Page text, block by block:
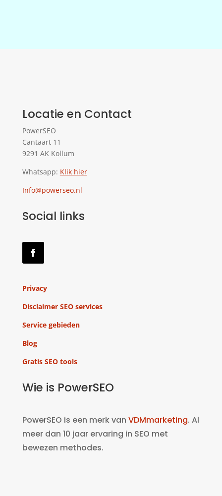
Locatie en Contact
PowerSEO
Cantaart 11
9291 AK Kollum
Whatsapp: Klik hier
Info@powerseo.nl
Social links
Privacy
Disclaimer SEO services
Service gebieden
Blog
Gratis SEO tools
Wie is PowerSEO
PowerSEO is een merk van VDMmarketing. Al
meer dan 10 jaar ervaring in SEO met
bewezen methodes.